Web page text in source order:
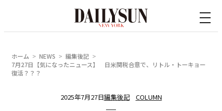
ホーム NEWS
編集後記
7月27日【気になったニュース】 日米関税合意で、リトル・トーキョー
復活？？？
2025年7月27日編集後記 COLUMN